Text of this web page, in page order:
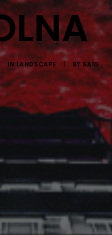
IN LANDSCAPE | BY SAÏD